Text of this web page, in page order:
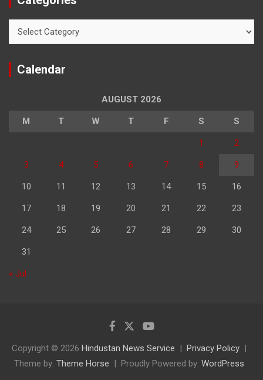
Calendar
AUGUST 2026
M T W T F S S
1 2
3 4 5 6 7 8 9
10 11 12 13 14 15 16
17 18 19 20 21 22 23
24 25 26 27 28 29 30
31
« Jul
Copyright © 2026 Hindustan News Service
Privacy Policy
Theme by: Theme Horse Proudly Powered by: WordPress